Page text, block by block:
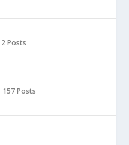
2 Posts
157 Posts